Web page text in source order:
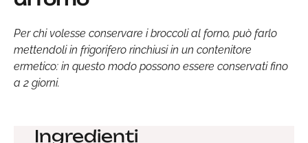
Per chi volesse conservare i broccoli al forno, può farlo
mettendoli in frigorifero rinchiusi in un contenitore
ermetico: in questo modo possono essere conservati fino
a 2 giorni.
Ingredienti